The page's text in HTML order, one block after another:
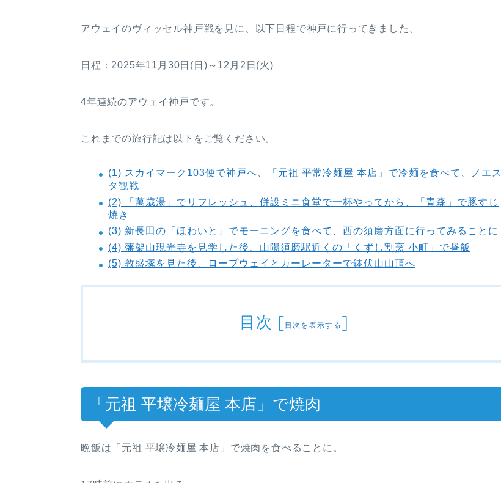
アウェイのヴィッセル神戸戦を見に、以下日程で神戸に行ってきました。
日程：2025年11月30日(日)～12月2日(火)
4年連続のアウェイ神戸です。
これまでの旅行記は以下をご覧ください。
(1) スカイマーク103便で神戸へ、「元祖 平常冷麺屋 本店」で冷麺を食べて、ノエス
タ観戦
(2) 「萬歳湯」でリフレッシュ、併設ミニ食堂で一杯やってから、「青森」で豚すじ
焼き
(3) 新長田の「ほわいと」でモーニングを食べて、西の須磨方面に行ってみることに
(4) 藩架山現光寺を見学した後、山陽須磨駅近くの「くずし割烹 小町」で昼飯
(5) 敦盛塚を見た後、ロープウェイとカーレーターで鉢伏山山頂へ
目次 [目次を表示する ]
「元祖 平壌冷麺屋 本店」で焼肉
晩飯は「元祖 平壌冷麺屋 本店」で焼肉を食べることに。